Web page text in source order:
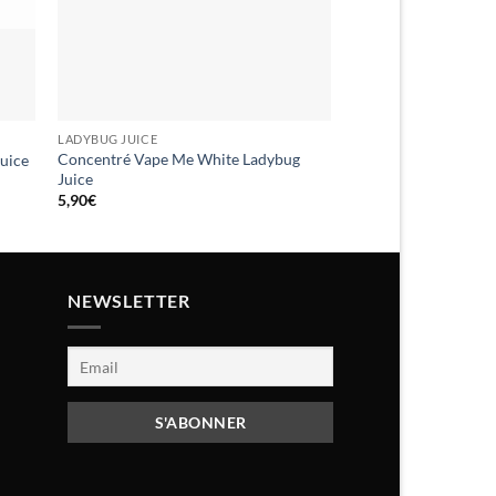
LADYBUG JUICE
Concentré Vape Me White Ladybug
Juice
5,90€
NEWSLETTER